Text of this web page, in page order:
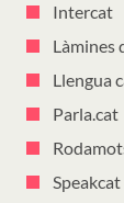
Intercat
Làmines
Llengua
Parla.cat
Speakcat